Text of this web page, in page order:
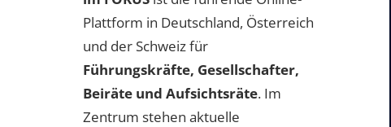
Plattform in Deutschland, Österreich
und der Schweiz für
Führungskräfte, Gesellschafter,
Beiräte und Aufsichtsräte. Im
Zentrum stehen aktuelle